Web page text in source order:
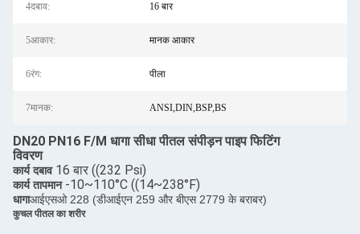
4दबाव: 16 बार
5आकार: मानक आकार
6रंग: पीला
7मानक: ANSI,DIN,BSP,BS
DN20 PN16 F/M धागा सीधा पीतल संपीड़न पाइप फिटिंग
विवरण
कार्य दबाव 16 बार ((232 Psi)
कार्य तापमान -10~110°C ((14~238°F)
धागाआईएसओ 228 (डीआईएन 259 और बीएस 2779 के बराबर)
कुचल पीतल का शरीर